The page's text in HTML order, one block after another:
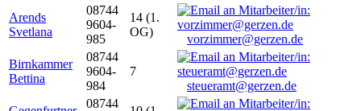
Arends
Svetlana
08744
9604-
985
14 (1.
OG)
vorzimmer@gerzen.de
Birnkammer
Bettina
08744
9604-
984
7
steueramt@gerzen.de
08744